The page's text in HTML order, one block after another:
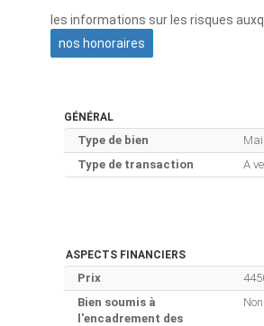
les informations sur les risques
nos honoraires
GÉNÉRAL
Type de bien
Type de transaction
A
ASPECTS FINANCIERS
Prix
Bien soumis à
l'encadrement des
Non